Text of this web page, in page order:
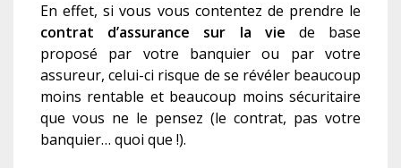
En effet, si vous vous contentez de prendre le
contrat d’assurance sur la vie de base
proposé par votre banquier ou par votre
assureur, celui-ci risque de se révéler beaucoup
moins rentable et beaucoup moins sécuritaire
que vous ne le pensez (le contrat, pas votre
banquier… quoi que !).